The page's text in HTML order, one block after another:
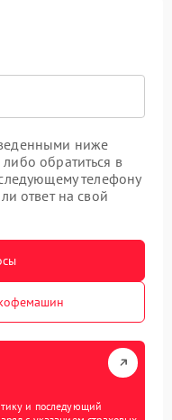
ниже
обратиться в
телефону
ответ на свой
и последующий